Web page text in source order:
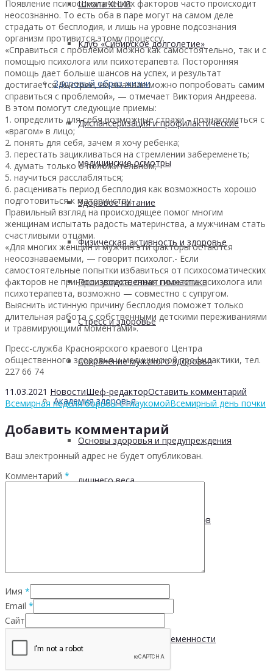
Школа ХНИЗ
Клуб «Сибирское долголетие»
Здоровый образ жизни
Диспансеризация и профилактические
медицинские осмотры
Здоровое питание
Физическая активность и здоровье
Производственная гимнастика
Стресс и здоровье
Сохранение мужского здоровья
Академия здоровья
Основы здоровья и предупреждения
лишнего веса
Пищевые привычки подростков
Мифы о диабете
Курение во время беременности
Появление психосоматических факторов часто происходит
неосознанно. То есть оба в паре могут на самом деле
страдать от бесплодия, и лишь на уровне подсознания
организм противится этому процессу.
«Справиться с проблемой можно как самостоятельно, так и с
помощью психолога или психотерапевта. Посторонняя
помощь дает больше шансов на успех, и результат
достигается быстрее, но вначале можно попробовать самим
справиться с проблемой», — отмечает Виктория Андреева.
В этом помогут следующие приемы:
1. определить для себя возможные страхи – познакомиться с
«врагом» в лицо;
2. понять для себя, зачем я хочу ребенка;
3. перестать зацикливаться на стремлении забеременеть;
4. думать только о положительном;
5. научиться расслабляться;
6. расценивать период бесплодия как возможность хорошо
подготовиться к материнству.
Правильный взгляд на происходящее помог многим
женщинам испытать радость материнства, а мужчинам стать
счастливыми отцами.
«Для многих женщин и мужчин эти факторы остаются
неосознаваемыми, — говорит психолог.- Если
самостоятельные попытки избавиться от психосоматических
факторов не принесли успеха, стоит посетить психолога или
психотерапевта, возможно — совместно с супругом.
Выяснить истинную причину бесплодия поможет только
длительная работа с собственными детскими переживаниями
и травмирующими моментами».
Пресс-служба Красноярского краевого Центра
общественного здоровья и медицинской профилактики, тел.
227 66 74
11.03.2021 НовостиШеф-редакторОставить комментарий
Всемирная неделя борьбы с глаукомойВсемирный день почки
Добавить комментарий
Ваш электронный адрес не будет опубликован.
Комментарий *
Имя *
Email *
Сайт